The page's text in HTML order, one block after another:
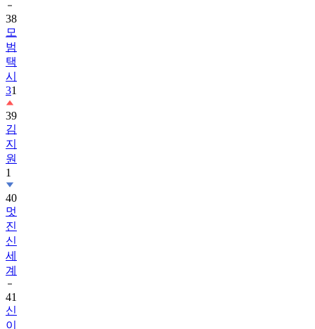
38
모
범
택
시
31
39
김
지
원
1
40
멋
진
신
세
계
41
신
이